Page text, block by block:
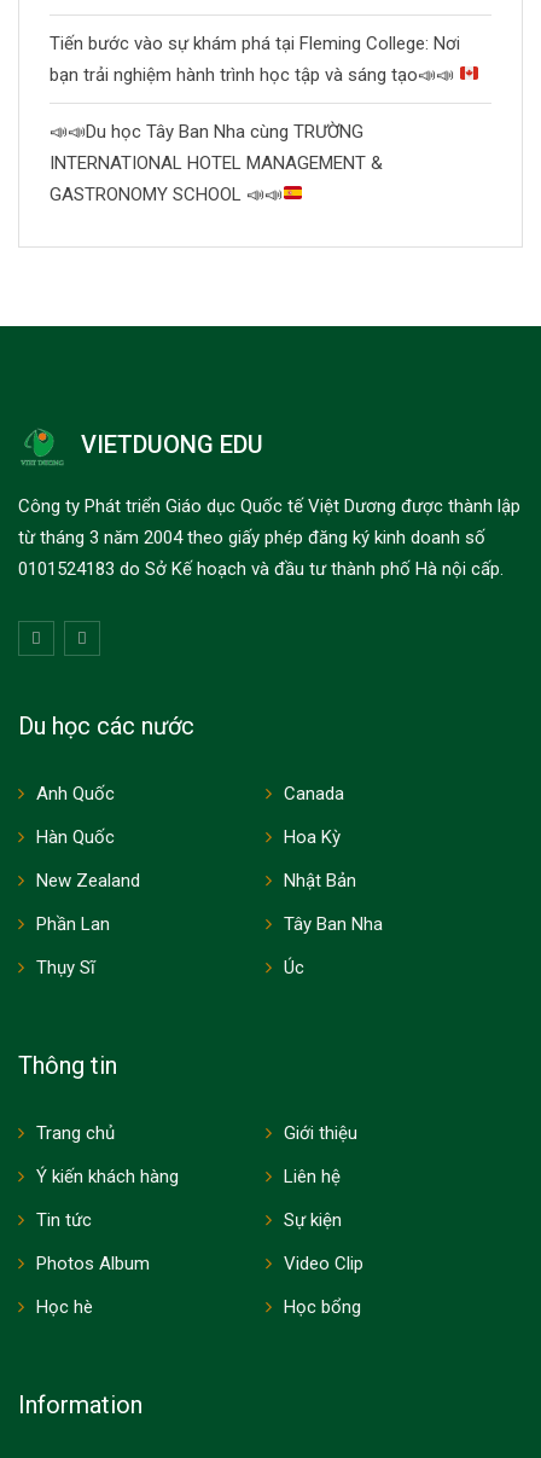
Tiến bước vào sự khám phá tại Fleming College: Nơi
bạn trải nghiệm hành trình học tập và sáng tạo📣📣
📣📣Du học Tây Ban Nha cùng TRƯỜNG
INTERNATIONAL HOTEL MANAGEMENT &
GASTRONOMY SCHOOL 📣📣
VIETDUONG EDU
Công ty Phát triển Giáo dục Quốc tế Việt Dương được thành lập
từ tháng 3 năm 2004 theo giấy phép đăng ký kinh doanh số
0101524183 do Sở Kế hoạch và đầu tư thành phố Hà nội cấp.
Du học các nước
Anh Quốc
Canada
Hàn Quốc
Hoa Kỳ
New Zealand
Nhật Bản
Phần Lan
Tây Ban Nha
Thụy Sĩ
Úc
Thông tin
Trang chủ
Giới thiệu
Ý kiến khách hàng
Liên hệ
Tin tức
Sự kiện
Photos Album
Video Clip
Học hè
Học bổng
Information